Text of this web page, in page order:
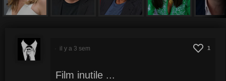
1
Film inutile ...
il y a 3 sem